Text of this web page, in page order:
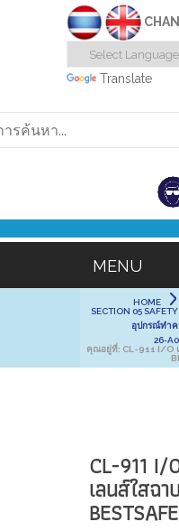
Translate
HOME
SECTION 05
อุปกรณ์ทำค
26-
คุณอยู่ที่: CL-911 I/O
CL-911 I/
เลนส์ใสฉ
BESTSAFE